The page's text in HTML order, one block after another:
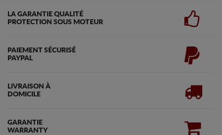
LA GARANTIE QUALITÉ
PROTECTION SOUS MOTEUR
PAIEMENT SÉCURISÉ
PAYPAL
LIVRAISON À
DOMICILE
GARANTIE
WARRANTY